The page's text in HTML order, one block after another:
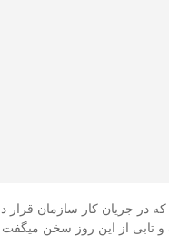
که در جریان کار سازمان قرار
و تابی از این روز سخن